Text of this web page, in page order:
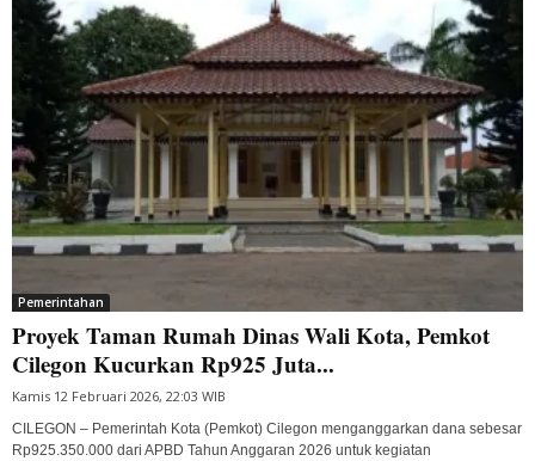
Pemerintahan
Proyek Taman Rumah Dinas Wali Kota, Pemkot
Cilegon Kucurkan Rp925 Juta...
Kamis 12 Februari 2026, 22:03 WIB
CILEGON – Pemerintah Kota (Pemkot) Cilegon menganggarkan dana sebesar
Rp925.350.000 dari APBD Tahun Anggaran 2026 untuk kegiatan